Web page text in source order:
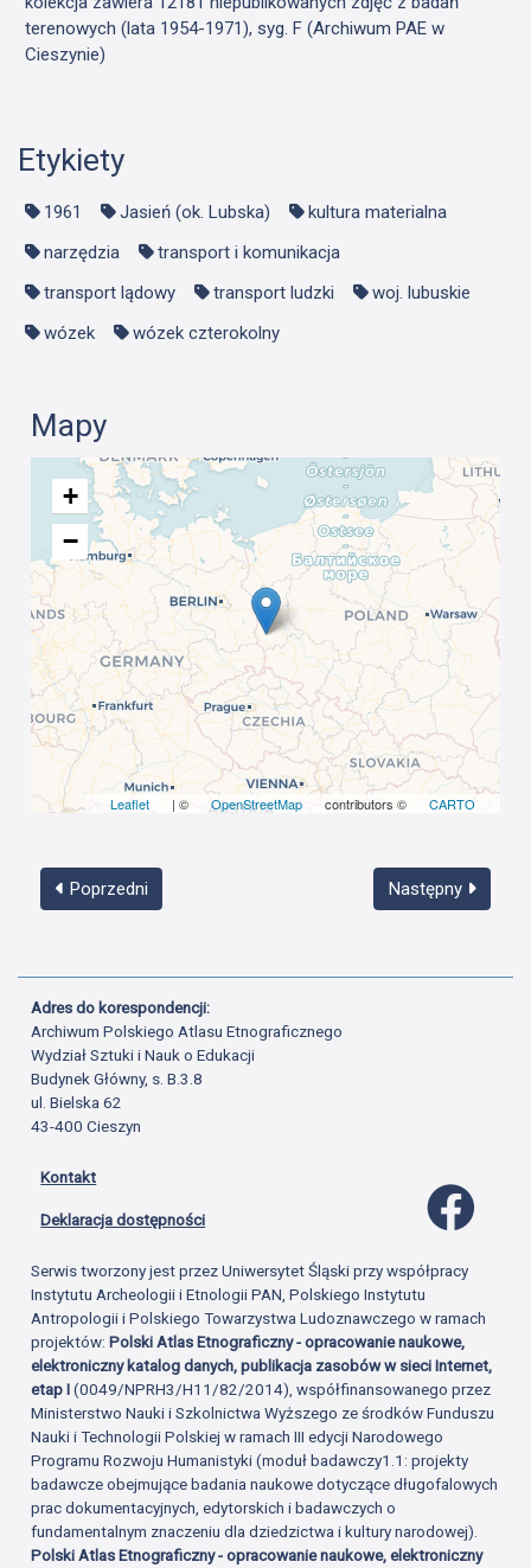
terenowych (lata 1954-1971), syg. F (Archiwum PAE w
Cieszynie)
Etykiety
1961 Jasień (ok. Lubska)
kultura materialna
narzędzia
transport i komunikacja
transport lądowy
transport ludzki
woj. lubuskie
wózek
wózek czterokolny
Mapy
+
−
Leaflet | © OpenStreetMap contributors © CARTO
Poprzedni Następny
Adres do korespondencji:
Archiwum Polskiego Atlasu Etnograficznego
Wydział Sztuki i Nauk o Edukacji
Budynek Główny, s. B.3.8
ul. Bielska 62
43-400 Cieszyn
Kontakt
Deklaracja dostępności
Serwis tworzony jest przez Uniwersytet Śląski przy współpracy
Instytutu Archeologii i Etnologii PAN, Polskiego Instytutu
Antropologii i Polskiego Towarzystwa Ludoznawczego w ramach
projektów:Polski Atlas Etnograficzny - opracowanie naukowe,
elektroniczny katalog danych, publikacja zasobów w sieci Internet,
etap I(0049/NPRH3/H11/82/2014), współfinansowanego przez
Ministerstwo Nauki i Szkolnictwa Wyższego ze środków Funduszu
Nauki i Technologii Polskiej w ramach III edycji Narodowego
Programu Rozwoju Humanistyki (moduł badawczy1.1: projekty
badawcze obejmujące badania naukowe dotyczące długofalowych
prac dokumentacyjnych, edytorskich i badawczych o
fundamentalnym znaczeniu dla dziedzictwa i kultury narodowej).
Polski Atlas Etnograficzny - opracowanie naukowe, elektroniczny